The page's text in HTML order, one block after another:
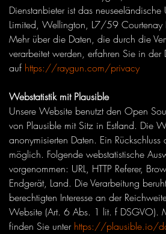
Dienstanbieter ist das neuseeländische
Limited, Wellington, L7/59 Courtenay
Mehr über die Daten, die durch die
verarbeitet werden, erfahren Sie in der
auf https://raygun.com/privacy
Webstatistik mit Plausible
Unsere Website benutzt den Open
von Plausible mit Sitz in Estland. Die
anonymisierten Daten. Ein Rückschluss
möglich. Folgende webstatistische
vorgenommen: URL, HTTP Referer,
Endgerät, Land. Die Verarbeitung
berechtigten Interesse an der
Website (Art. 6 Abs. 1 lit. f DSGVO).
finden Sie unter https://plausible.io/